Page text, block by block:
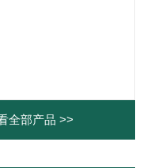
全部产品 >>